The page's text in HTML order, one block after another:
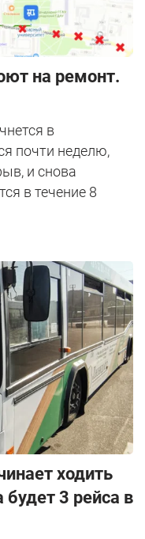
на ремонт.
в
почти неделю,
и снова
в течение 8
ходить
будет 3 рейса в